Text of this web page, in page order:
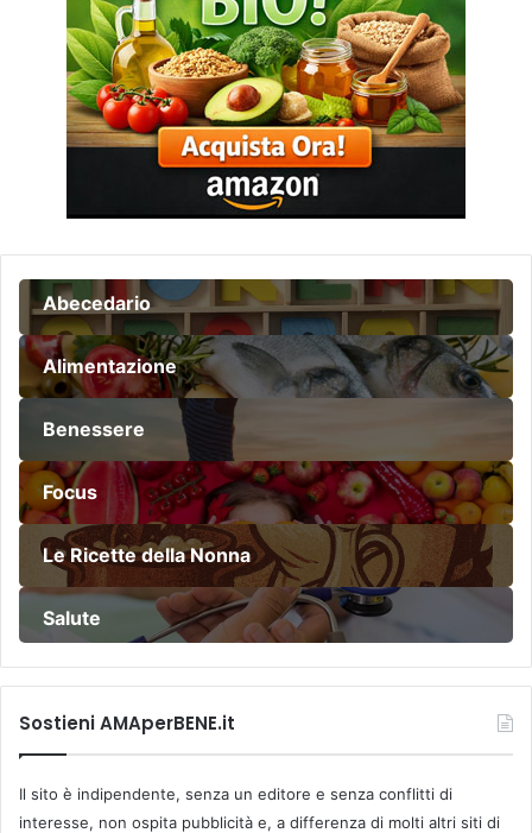
Abecedario
Alimentazione
Benessere
Focus
Le Ricette della Nonna
Salute
Sostieni AMAperBENE.it
Il sito è indipendente, senza un editore e senza conflitti di
interesse, non ospita pubblicità e, a differenza di molti altri siti di